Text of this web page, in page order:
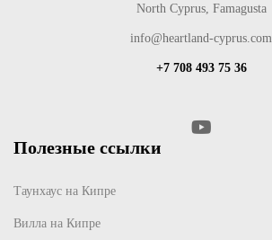
North Cyprus, Famagusta
info@heartland-cyprus.com
+7 708 493 75 36
Полезные ссылки
Таунхаус на Кипре
Вилла на Кипре